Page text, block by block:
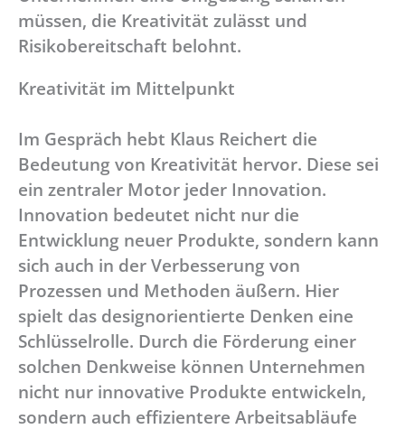
müssen, die Kreativität zulässt und
Risikobereitschaft belohnt.
Kreativität im Mittelpunkt
Im Gespräch hebt Klaus Reichert die
Bedeutung von Kreativität hervor. Diese sei
ein zentraler Motor jeder Innovation.
Innovation bedeutet nicht nur die
Entwicklung neuer Produkte, sondern kann
sich auch in der Verbesserung von
Prozessen und Methoden äußern. Hier
spielt das designorientierte Denken eine
Schlüsselrolle. Durch die Förderung einer
solchen Denkweise können Unternehmen
nicht nur innovative Produkte entwickeln,
sondern auch effizientere Arbeitsabläufe